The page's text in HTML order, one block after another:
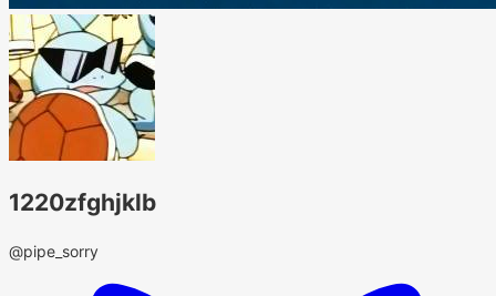
1220zfghjklb
@pipe_sorry